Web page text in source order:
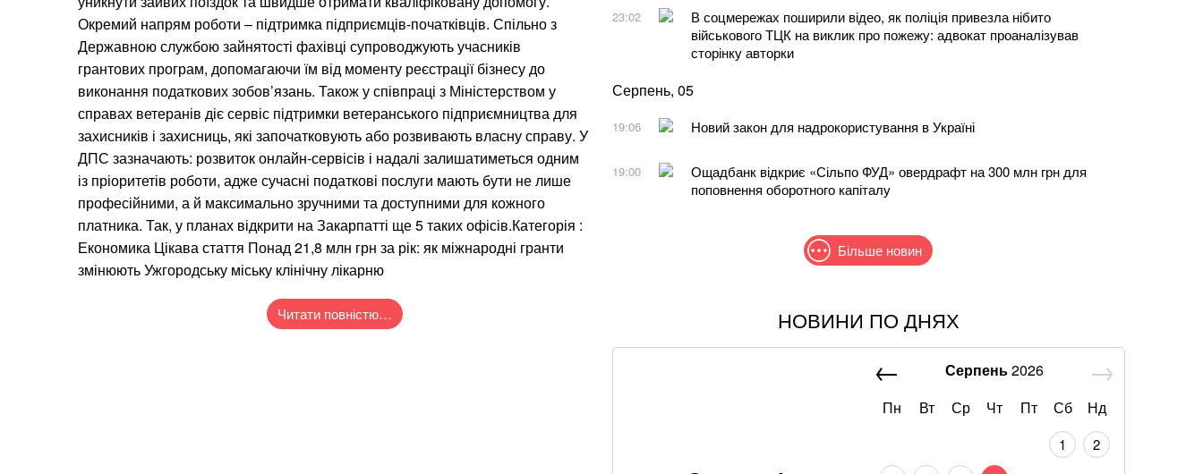
Окремий напрям роботи – підтримка підприємців-початківців. Спільно з
Державною службою зайнятості фахівці супроводжують учасників
грантових програм, допомагаючи їм від моменту реєстрації бізнесу до
виконання податкових зобов’язань. Також у співпраці з Міністерством у
справах ветеранів діє сервіс підтримки ветеранського підприємництва для
захисників і захисниць, які започатковують або розвивають власну справу. У
ДПС зазначають: розвиток онлайн-сервісів і надалі залишатиметься одним
із пріоритетів роботи, адже сучасні податкові послуги мають бути не лише
професійними, а й максимально зручними та доступними для кожного
платника. Так, у планах відкрити на Закарпатті ще 5 таких офісів.Категорія :
Економика Цікава стаття ​Понад 21,8 млн грн за рік: як міжнародні гранти
змінюють Ужгородську міську клінічну лікарню
Читати повністю…
23:02
В соцмережах поширили відео, як поліція привезла нібито
військового ТЦК на виклик про пожежу: адвокат проаналізував
сторінку авторки
Серпень, 05
19:06 Новий закон для надрокористування в Україні
19:00
Ощадбанк відкриє «Сільпо ФУД» овердрафт на 300 млн грн для
поповнення оборотного капіталу
Більше новин
В МЗС заявили, що слова Залужного щодо членства в НАТО були
Знищені печі, склади та роки роботи: що залишилося після удару по
Без води не вижити: Шмигаль розкрив, куди планує бити Росія
НОВИНИ ПО ДНЯХ
Серпень2026
Пн
Вт Ср Чт Пт Сб Нд
1
2